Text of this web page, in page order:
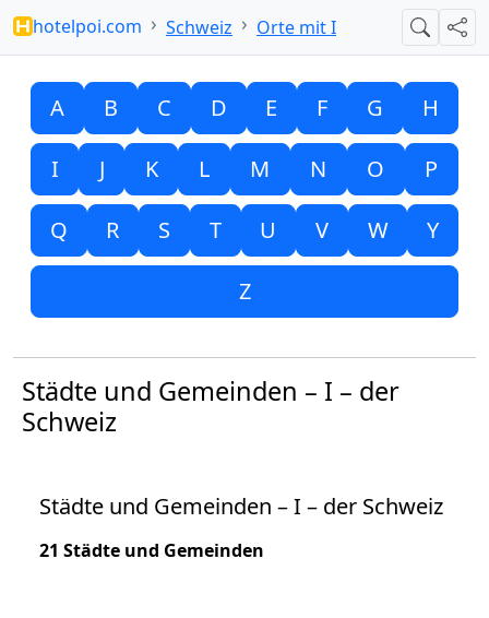
hotelpoi.com Schweiz Orte mit I Suche
A B C D E F G H
I J K L M N O P
Q R S T U V W Y
Z
Städte und Gemeinden – I – der
Schweiz
Städte und Gemeinden – I – der Schweiz
21 Städte und Gemeinden